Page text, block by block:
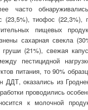
часто
(23,5%), тиофос (22,3%),
пищевых
сахарная свекла
(21%), свежая
пестицидной
питания, то 90%
ДДТ, оказались из
проводились
к молочной